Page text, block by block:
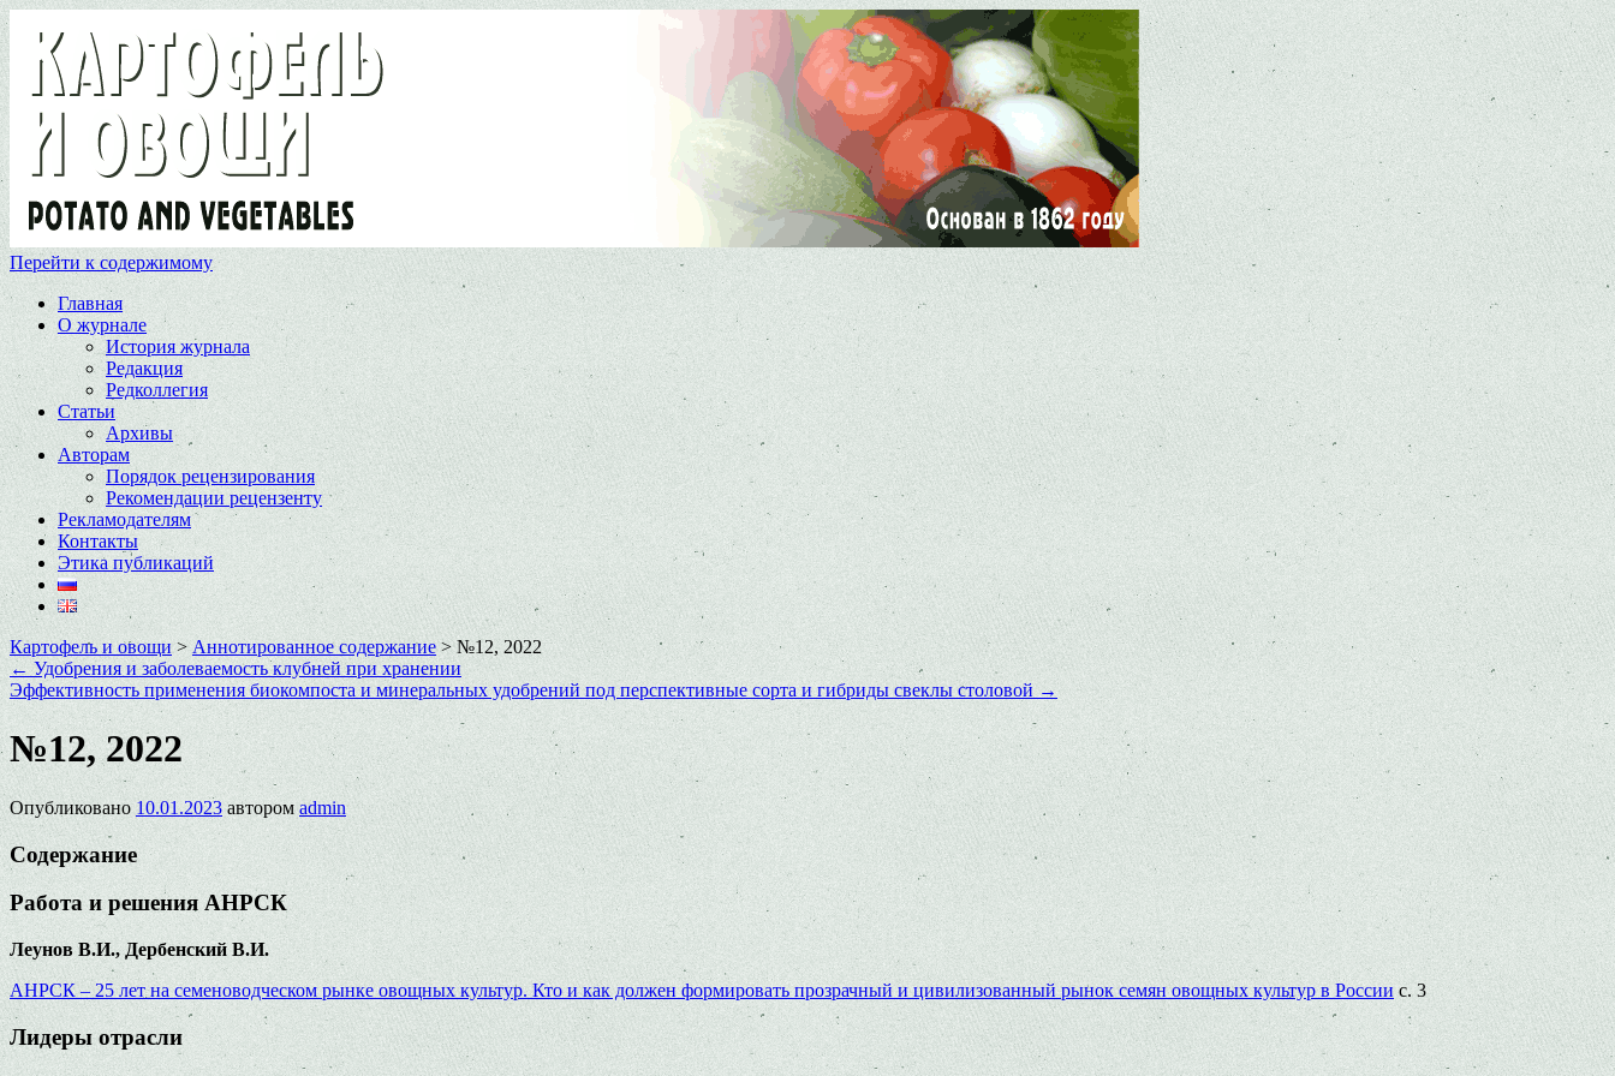
Перейти к содержимому
Главная
О журнале
История журнала
Редакция
Редколлегия
Статьи
Архивы
Авторам
Порядок рецензирования
Рекомендации рецензенту
Рекламодателям
Контакты
Этика публикаций
Картофель и овощи > Аннотированное содержание>№12, 2022
← Удобрения и заболеваемость клубней при хранении
Эффективность применения биокомпоста и минеральных удобрений под перспективные сорта и гибриды свеклы столовой →
№12, 2022
Опубликовано 10.01.2023 автором admin
Содержание
Работа и решения АНРСК
Леунов В.И., Дербенский В.И.
АНРСК – 25 лет на семеноводческом рынке овощных культур. Кто и как должен формировать прозрачный и цивилизованный рынок семян овощных культур в России с. 3
Лидеры отрасли